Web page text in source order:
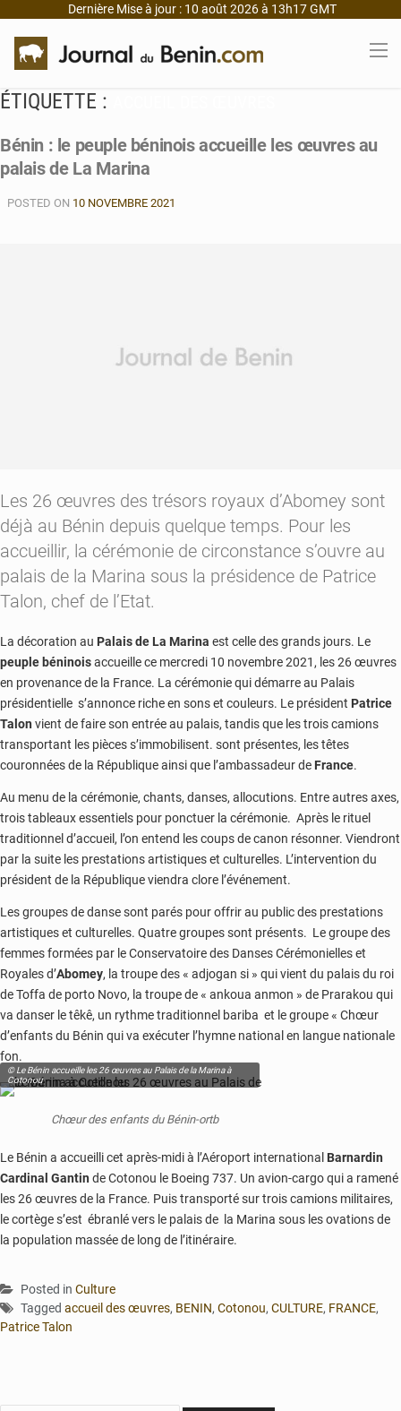
Dernière Mise à jour : 10 août 2026 à 13h17 GMT
ÉTIQUETTE :
Bénin : le peuple béninois accueille les œuvres au
palais de La Marina
POSTED ON 10 NOVEMBRE 2021
Les 26 œuvres des trésors royaux d’Abomey sont
déjà au Bénin depuis quelque temps. Pour les
accueillir, la cérémonie de circonstance s’ouvre au
palais de la Marina sous la présidence de Patrice
Talon, chef de l’Etat.
La décoration au Palais de La Marina est celle des grands jours. Le
peuple béninoisaccueille ce mercredi 10 novembre 2021, les 26 œuvres
en provenance de la France. La cérémonie qui démarre au Palais
présidentielle s’annonce riche en sons et couleurs. Le président Patrice
Talon vient de faire son entrée au palais, tandis que les trois camions
transportant les pièces s’immobilisent. sont présentes, les têtes
couronnées de la République ainsi que l’ambassadeur de France.
Au menu de la cérémonie, chants, danses, allocutions. Entre autres axes,
trois tableaux essentiels pour ponctuer la cérémonie. Après le rituel
traditionnel d’accueil, l’on entend les coups de canon résonner. Viendront
par la suite les prestations artistiques et culturelles. L’intervention du
président de la République viendra clore l’événement.
Les groupes de danse sont parés pour offrir au public des prestations
artistiques et culturelles. Quatre groupes sont présents. Le groupe des
femmes formées par le Conservatoire des Danses Cérémonielles et
Royales d’Abomey, la troupe des « adjogan si » qui vient du palais du roi
de Toffa de porto Novo, la troupe de « ankoua anmon » de Prarakou qui
va danser le têkê, un rythme traditionnel bariba et le groupe « Chœur
d’enfants du Bénin qui va exécuter l’hymne national en langue nationale
fon.
© Le Bénin accueille les 26 œuvres au Palais de la Marina à
Cotonou
Chœur des enfants du Bénin-ortb
Le Bénin a accueilli cet après-midi à l’Aéroport international Barnardin
Cardinal Gantin de Cotonou le Boeing 737. Un avion-cargo qui a ramené
les 26 œuvres de la France. Puis transporté sur trois camions militaires,
le cortège s’est ébranlé vers le palais de la Marina sous les ovations de
la population massée de long de l’itinéraire.
Posted in Culture
Tagged accueil des œuvres, BENIN, Cotonou, CULTURE, FRANCE,
Patrice Talon